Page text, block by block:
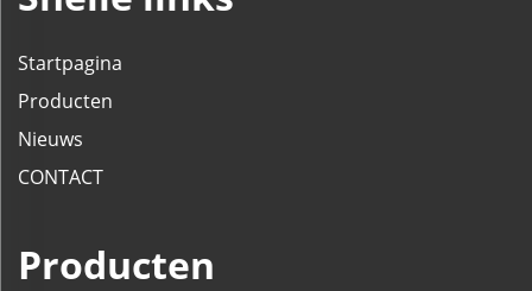
Startpagina
Producten
Nieuws
CONTACT
Producten